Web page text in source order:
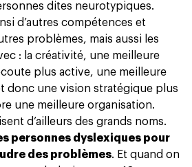
dites neurotypiques.
d’autres compétences et
problèmes, mais aussi les
: la créativité, une meilleure
plus active, une meilleure
donc une vision stratégique plus
une meilleure organisation.
d’ailleurs des grands noms.
personnes dyslexiques pour
des problèmes. Et quand on